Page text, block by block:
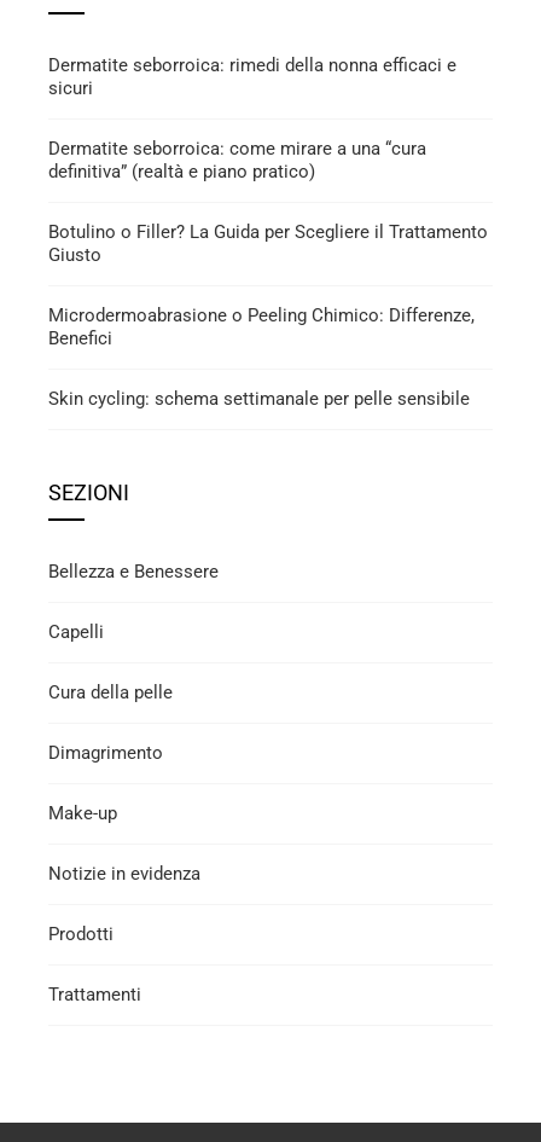
Dermatite seborroica: rimedi della nonna efficaci e
sicuri
Dermatite seborroica: come mirare a una “cura
definitiva” (realtà e piano pratico)
Botulino o Filler? La Guida per Scegliere il Trattamento
Giusto
Microdermoabrasione o Peeling Chimico: Differenze,
Benefici
Skin cycling: schema settimanale per pelle sensibile
SEZIONI
Bellezza e Benessere
Capelli
Cura della pelle
Dimagrimento
Make-up
Notizie in evidenza
Prodotti
Trattamenti